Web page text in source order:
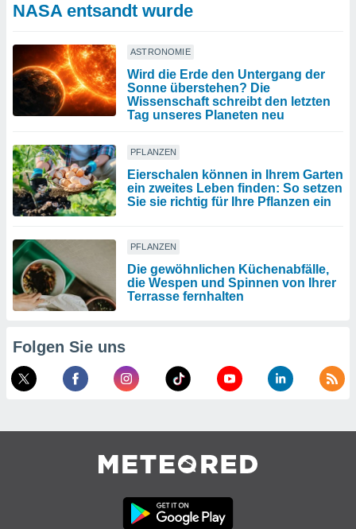
NASA entsandt wurde
ASTRONOMIE
Wird die Erde den Untergang der
Sonne überstehen? Die
Wissenschaft schreibt den letzten
Tag unseres Planeten neu
PFLANZEN
Eierschalen können in Ihrem Garten
ein zweites Leben finden: So setzen
Sie sie richtig für Ihre Pflanzen ein
PFLANZEN
Die gewöhnlichen Küchenabfälle,
die Wespen und Spinnen von Ihrer
Terrasse fernhalten
Folgen Sie uns